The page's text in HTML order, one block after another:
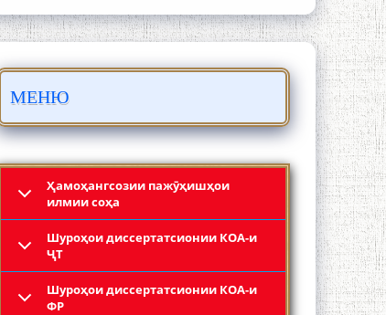
МЕНЮ
Ҳамоҳангсозии пажӯҳишҳои
илмии соҳа
Шyроҳои диссертатсионии КОА-и
ҶТ
Шyроҳои диссертатсионии КОА-и
ФР
ОСОРХОНАИ МӮЪМИН ҚАНОАТ
Кадамчо Худои Шарифзода